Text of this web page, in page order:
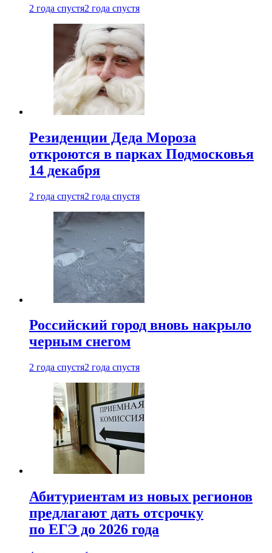
2 года спустя2 года спустя
Резиденции Деда Мороза
откроются в парках Подмосковья
14 декабря
2 года спустя2 года спустя
Российский город вновь накрыло
черным снегом
2 года спустя2 года спустя
Абитуриентам из новых регионов
предлагают дать отсрочку
по ЕГЭ до 2026 года